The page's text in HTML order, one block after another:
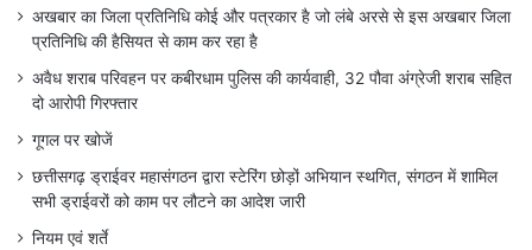
अखबार का जिला प्रतिनिधि कोई और पत्रकार है जो लंबे अरसे से इस अखबार जिला
प्रतिनिधि की हैसियत से काम कर रहा है
अवैध शराब परिवहन पर कबीरधाम पुलिस की कार्यवाही, 32 पौवा अंग्रेजी शराब सहित
दो आरोपी गिरफ्तार
गूगल पर खोजें
छत्तीसगढ़ ड्राईवर महासंगठन द्वारा स्टेरिंग छोड़ों अभियान स्थगित, संगठन में शामिल
सभी ड्राईवरों को काम पर लौटने का आदेश जारी
नियम एवं शर्ते